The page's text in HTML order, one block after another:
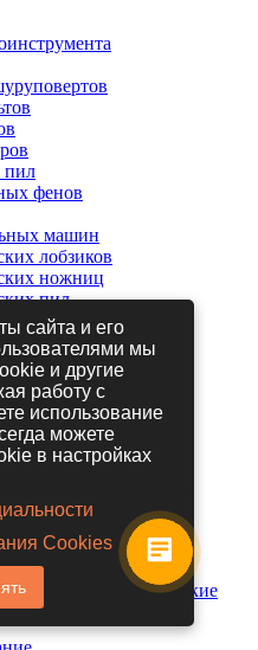
пил
фенов
машин
лобзиков
ножниц
пил
рубанков
для
машины пневматические
сайта и его
мы
и другие
работу с
использование
можете
в настройках
Cookies